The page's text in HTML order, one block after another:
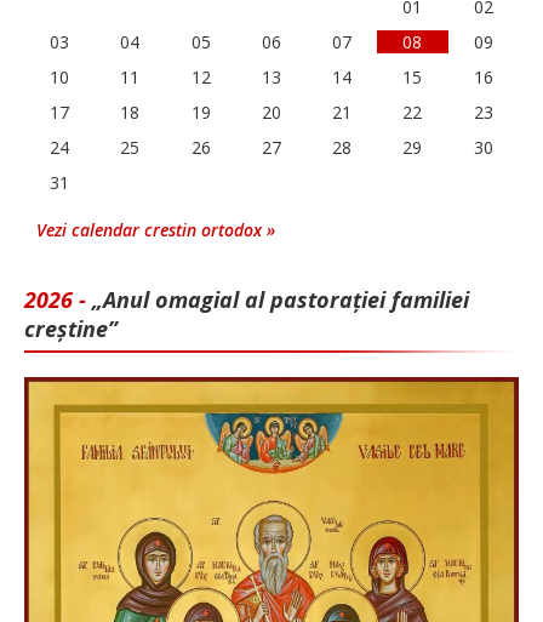
01
02
03
04 05 06 07 08
09
10
11 12 13 14 15
16
17
18 19 20 21 22
23
24
25 26 27 28 29
30
31
Vezi calendar crestin ortodox »
2026 - „Anul omagial al pastorației familiei
creștine”